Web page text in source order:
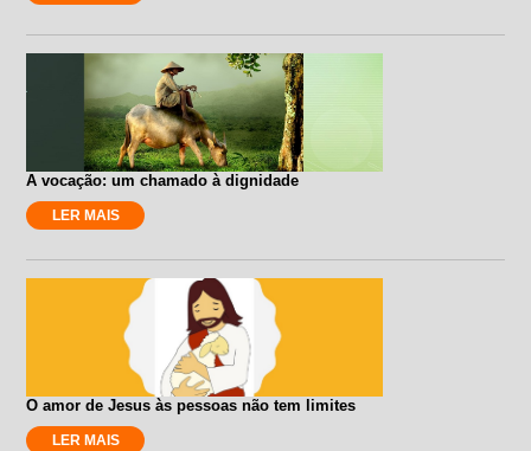
A vocação: um chamado à dignidade
LER MAIS
O amor de Jesus às pessoas não tem limites
LER MAIS